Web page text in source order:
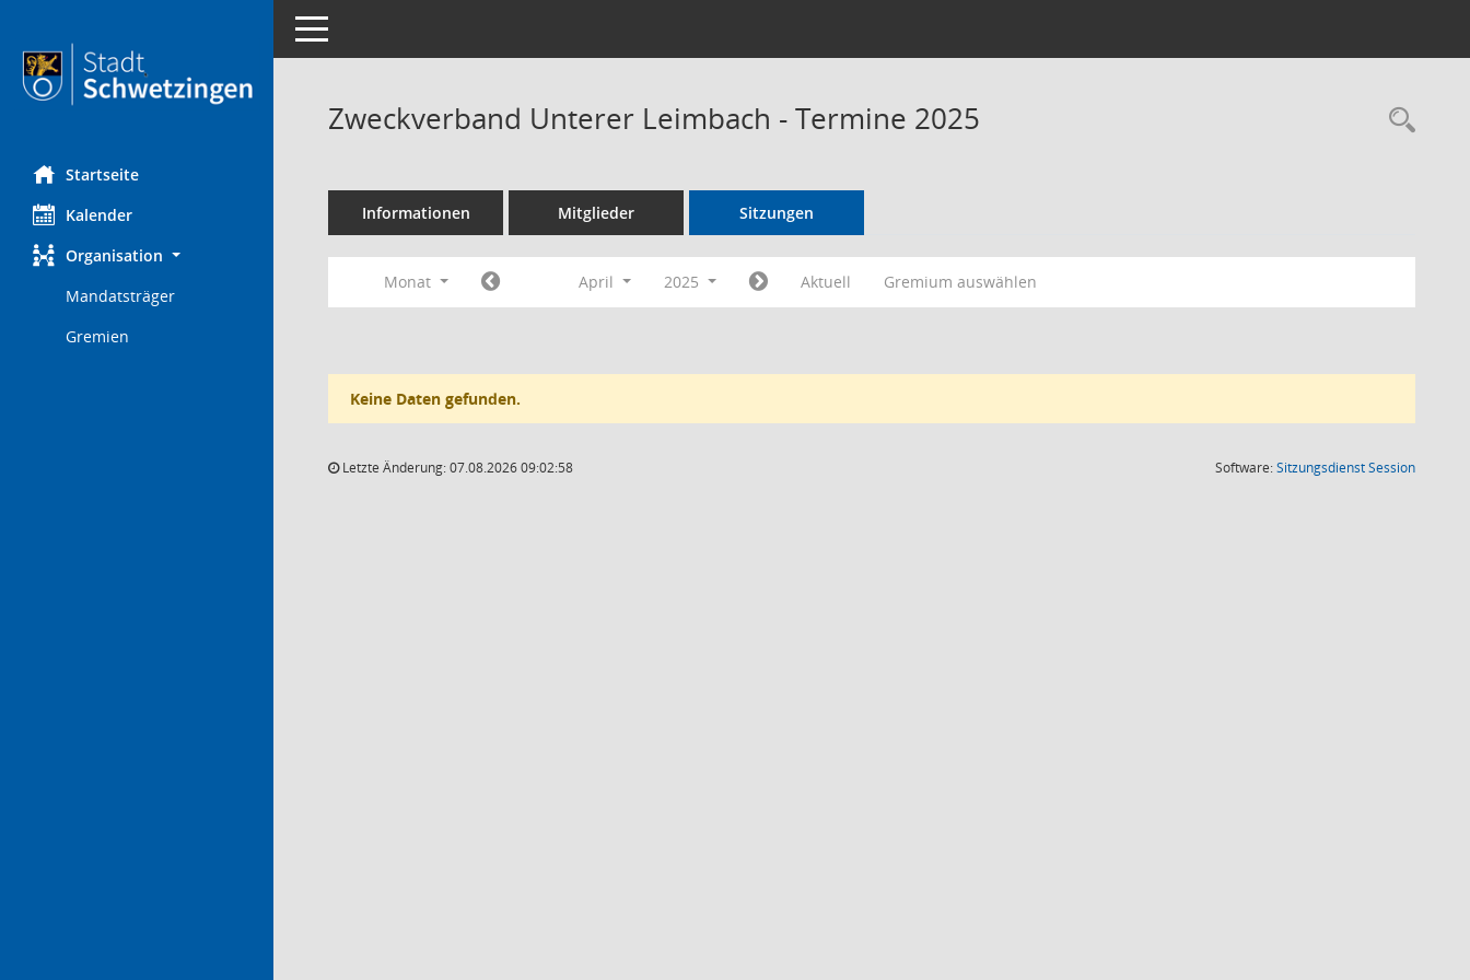
Startseite
Kalender
Organisation
Mandatsträger
Gremien
Toggle navigation
Zweckverband Unterer Leimbach - Termine 2025
Informationen Mitglieder Sitzungen
Monat April 2025 Aktuell Gremium auswählen
Keine Daten gefunden.
Letzte Änderung: 07.08.2026 09:02:58 Software:SitzungsdienstSession(Wird in